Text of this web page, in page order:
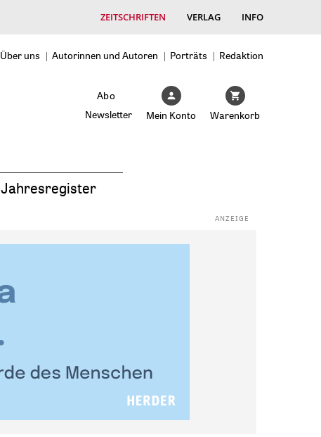
ZEITSCHRIFTEN VERLAG INFO
Über uns Autorinnen und Autoren Porträts
Redaktion
Abo
Newsletter
Mein Konto Warenkorb
Jahresregister